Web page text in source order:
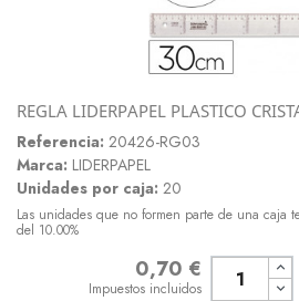
REGLA LIDERPAPEL PLASTICO
Referencia: 20426-RG03
Marca: LIDERPAPEL
Unidades por caja: 20
Las unidades que no formen parte de una caja
del 10.00%
0,70 €
Impuestos incluidos